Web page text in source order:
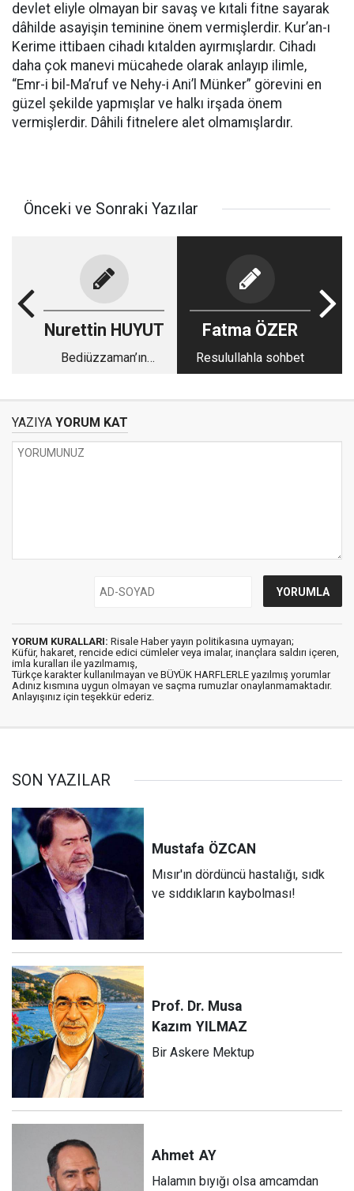
devlet eliyle olmayan bir savaş ve kıtali fitne sayarak
dâhilde asayişin teminine önem vermişlerdir. Kur’an-ı
Kerime ittibaen cihadı kıtalden ayırmışlardır. Cihadı
daha çok manevi mücahede olarak anlayıp ilimle,
“Emr-i bil-Ma’ruf ve Nehy-i Ani’l Münker” görevini en
güzel şekilde yapmışlar ve halkı irşada önem
vermişlerdir. Dâhili fitnelere alet olmamışlardır.
Önceki ve Sonraki Yazılar
Nurettin HUYUT
Bediüzzaman’ın
Fatma ÖZER
Resulullahla sohbet
YAZIYA YORUM KAT
YORUM KURALLARI: Risale Haber yayın politikasına uymayan;
Küfür, hakaret, rencide edici cümleler veya imalar, inançlara saldırı içeren,
imla kuralları ile yazılmamış,
Türkçe karakter kullanılmayan ve BÜYÜK HARFLERLE yazılmış yorumlar
Adınız kısmına uygun olmayan ve saçma rumuzlar onaylanmamaktadır.
Anlayışınız için teşekkür ederiz.
SON YAZILAR
Mustafa ÖZCAN
Mısır'ın dördüncü hastalığı, sıdk
ve sıddıkların kaybolması!
Prof. Dr. Musa
Kazım YILMAZ
Bir Askere Mektup
Ahmet AY
Halamın bıyığı olsa amcamdan